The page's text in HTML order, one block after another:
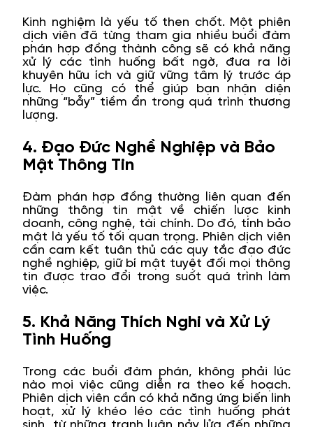
Kinh nghiệm là yếu tố then chốt. Một phiên
dịch viên đã từng tham gia nhiều buổi đàm
phán hợp đồng thành công sẽ có khả năng
xử lý các tình huống bất ngờ, đưa ra lời
khuyên hữu ích và giữ vững tâm lý trước áp
lực. Họ cũng có thể giúp bạn nhận diện
những “bẫy” tiềm ẩn trong quá trình thương
lượng.
4. Đạo Đức Nghề Nghiệp và Bảo
Mật Thông Tin
Đàm phán hợp đồng thường liên quan đến
những thông tin mật về chiến lược kinh
doanh, công nghệ, tài chính. Do đó, tính bảo
mật là yếu tố tối quan trọng. Phiên dịch viên
cần cam kết tuân thủ các quy tắc đạo đức
nghề nghiệp, giữ bí mật tuyệt đối mọi thông
tin được trao đổi trong suốt quá trình làm
việc.
5. Khả Năng Thích Nghi và Xử Lý
Tình Huống
Trong các buổi đàm phán, không phải lúc
nào mọi việc cũng diễn ra theo kế hoạch.
Phiên dịch viên cần có khả năng ứng biến linh
hoạt, xử lý khéo léo các tình huống phát